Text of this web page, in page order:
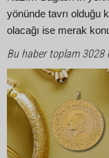
yönünde tavrı olduğu
olacağı ise merak
Bu haber toplam 3028